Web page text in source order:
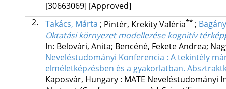
[30663069] [Approved]
2.
Takács, Márta ; Pintér, Krekity Valéria** ;
Oktatási környezet modellezése kognitív
In: Belovári, Anita; Bencéné, Fekete Andrea;
Neveléstudományi Konferencia : A tekintély
elméletképzésben és a gyakorlatban.
Kaposvár, Hungary : MATE Neveléstudományi